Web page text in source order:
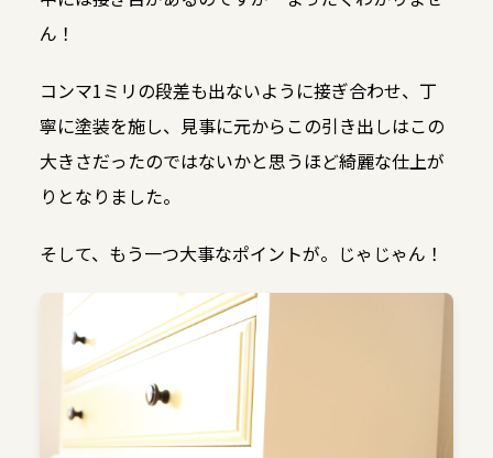
ん！
コンマ1ミリの段差も出ないように接ぎ合わせ、丁
寧に塗装を施し、見事に元からこの引き出しはこの
大きさだったのではないかと思うほど綺麗な仕上が
りとなりました。
そして、もう一つ大事なポイントが。じゃじゃん！